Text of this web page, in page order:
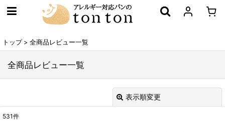
トップ > 全商品レビュー一覧
全商品レビュー一覧
表示順変更
531件